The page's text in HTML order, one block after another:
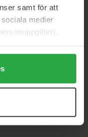
samt för att
medier
accepterar du
kan anpassa
som helst återkalla
trendy, porady i